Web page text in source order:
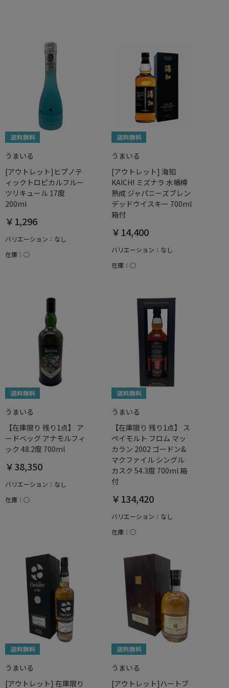
うまいる
[アウトレット]ヒプノテ
ィックトロピカルフルー
ツリキュール 17度
200ml
￥1,296
バリエーション：なし
在庫：○
うまいる
[アウトレット] 海知
KAICHI ミズナラ 水楢樽
熟成 ジャパニーズブレン
デッドウイスキー 700ml
箱付
￥14,400
バリエーション：なし
在庫：○
うまいる
【在庫限り 残り1点】 ア
ードベッグ アナモルフィ
ック 48.2度 700ml
￥38,350
バリエーション：なし
在庫：○
うまいる
【在庫限り 残り1点】 ス
ペイモルト フロム マッ
カラン 2002 ゴードン&
マクファイル シングル
カスク 54.3度 700ml 箱
付
￥134,420
バリエーション：なし
在庫：○
うまいる
[アウトレット] 在庫限り
うまいる
[アウトレット]ハートブ